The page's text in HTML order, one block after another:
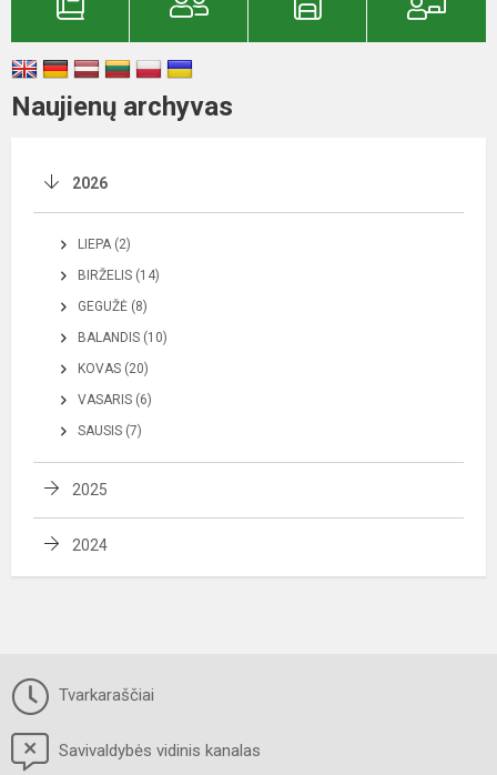
Naujienų archyvas
2026
LIEPA (2)
BIRŽELIS (14)
GEGUŽĖ (8)
BALANDIS (10)
KOVAS (20)
VASARIS (6)
SAUSIS (7)
2025
2024
Tvarkaraščiai
Savivaldybės vidinis kanalas